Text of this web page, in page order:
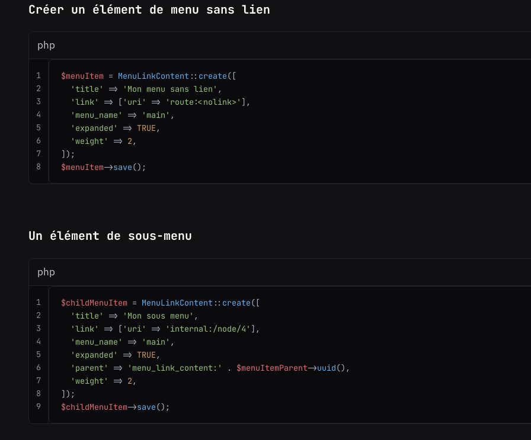
Créer un élément de menu sans lien
php
1
2
3
4
5
6
7
8
$menuItem = MenuLinkContent :: create([
'title'
=> 'Mon menu sans lien' ,
'link'
=> [ 'uri' => 'route:<nolink>' ],
'menu_name'
=> 'main' ,
'expanded'
=> TRUE ,
'weight'
=> 2 ,
$menuItem->save();
Un élément de sous-menu
php
1
2
3
4
5
6
7
8
9
$childMenuItem = MenuLinkContent :: create([
'title'
=> 'Mon sous menu' ,
'link'
=> [ 'uri' => 'internal:/node/4' ],
'menu_name'
=> 'main' ,
'expanded'
=> TRUE ,
'parent'
=> 'menu_link_content:' . $menuItemParent->uuid(),
'weight'
=> 2 ,
$childMenuItem->save();